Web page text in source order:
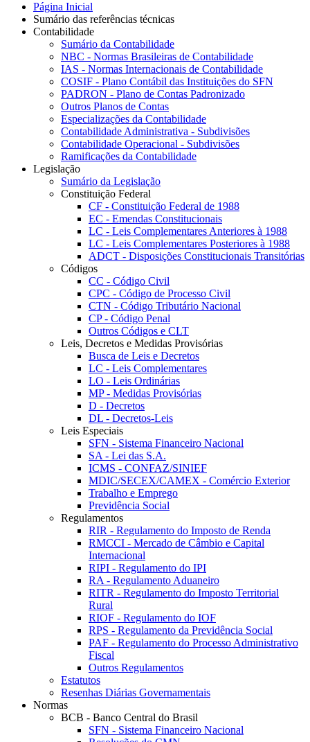
Página Inicial
Sumário das referências técnicas
Contabilidade
Sumário da Contabilidade
NBC - Normas Brasileiras de Contabilidade
IAS - Normas Internacionais de Contabilidade
COSIF - Plano Contábil das Instituições do SFN
PADRON - Plano de Contas Padronizado
Outros Planos de Contas
Especializações da Contabilidade
Contabilidade Administrativa - Subdivisões
Contabilidade Operacional - Subdivisões
Ramificações da Contabilidade
Legislação
Sumário da Legislação
Constituição Federal
CF - Constituição Federal de 1988
EC - Emendas Constitucionais
LC - Leis Complementares Anteriores à 1988
LC - Leis Complementares Posteriores à 1988
ADCT - Disposições Constitucionais Transitórias
Códigos
CC - Código Civil
CPC - Código de Processo Civil
CTN - Código Tributário Nacional
CP - Código Penal
Outros Códigos e CLT
Leis, Decretos e Medidas Provisórias
Busca de Leis e Decretos
LC - Leis Complementares
LO - Leis Ordinárias
MP - Medidas Provisórias
D - Decretos
DL - Decretos-Leis
Leis Especiais
SFN - Sistema Financeiro Nacional
SA - Lei das S.A.
ICMS - CONFAZ/SINIEF
MDIC/SECEX/CAMEX - Comércio Exterior
Trabalho e Emprego
Previdência Social
Regulamentos
RIR - Regulamento do Imposto de Renda
RMCCI - Mercado de Câmbio e Capital
Internacional
RIPI - Regulamento do IPI
RA - Regulamento Aduaneiro
RITR - Regulamento do Imposto Territorial
Rural
RIOF - Regulamento do IOF
RPS - Regulamento da Previdência Social
PAF - Regulamento do Processo Administrativo
Fiscal
Outros Regulamentos
Estatutos
Resenhas Diárias Governamentais
Normas
BCB - Banco Central do Brasil
SFN - Sistema Financeiro Nacional